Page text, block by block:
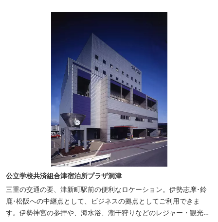
公立学校共済組合津宿泊所プラザ洞津
三重の交通の要、津新町駅前の便利なロケーション。伊勢志摩･鈴
鹿･松阪への中継点として、ビジネスの拠点としてご利用できま
す。伊勢神宮の参拝や、海水浴、潮干狩りなどのレジャー・観光に